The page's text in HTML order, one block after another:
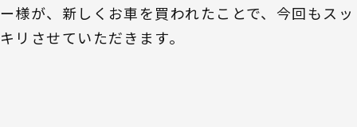
ー様が、新しくお車を買われたことで、今回もスッ
キリさせていただきます。